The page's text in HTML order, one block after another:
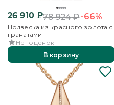
26 910₽78 924₽-66%
Подвеска из красного золота с
гранатами
Нет оценок
В корзину